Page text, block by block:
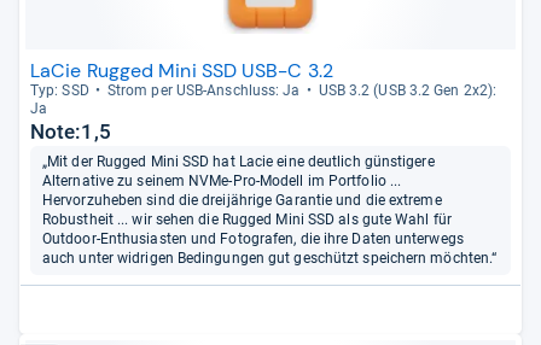
LaCie Rugged Mini SSD USB-C 3.2
Typ: SSD Strom per USB-​Anschluss: Ja
USB 3.2 (USB 3.2 Gen 2x2):
Ja
Note:1,5
„Mit der Rugged Mini SSD hat Lacie eine deutlich günstigere
Alternative zu seinem NVMe-Pro-Modell im Portfolio ...
Hervorzuheben sind die dreijährige Garantie und die extreme
Robustheit ... wir sehen die Rugged Mini SSD als gute Wahl für
Outdoor-Enthusiasten und Fotografen, die ihre Daten unterwegs
auch unter widrigen Bedingungen gut geschützt speichern möchten.“